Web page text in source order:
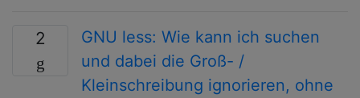
2
GNU less: Wie kann ich suchen
und dabei die Groß- /
Kleinschreibung ignorieren, ohne